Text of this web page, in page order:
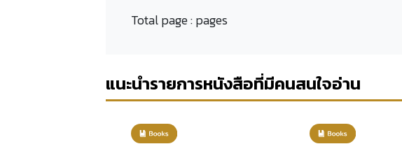
Total page :pages
แนะนำรายการหนังสือที่มีคนสนใจอ่าน